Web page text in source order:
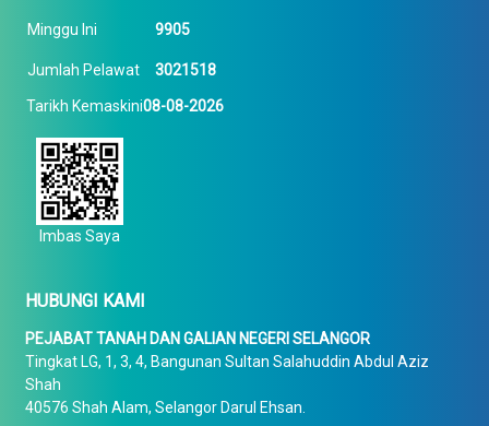
Minggu Ini 9905
Jumlah Pelawat 3021518
Tarikh Kemaskini08-08-2026
Imbas Saya
HUBUNGI KAMI
PEJABAT TANAH DAN GALIAN NEGERI SELANGOR
Tingkat LG, 1, 3, 4, Bangunan Sultan Salahuddin Abdul Aziz
Shah
40576 Shah Alam, Selangor Darul Ehsan.